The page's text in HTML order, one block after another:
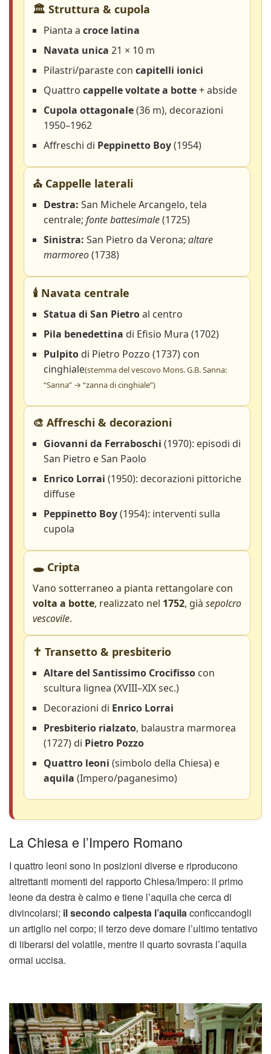
🏛️ Struttura & cupola
Pianta a croce latina
Navata unica 21 × 10 m
Pilastri/paraste con capitelli ionici
Quattro cappelle voltate a botte+ abside
Cupola ottagonale(36 m), decorazioni
1950–1962
Affreschi di Peppinetto Boy(1954)
⛪ Cappelle laterali
Destra: San Michele Arcangelo, tela
centrale; fonte battesimale(1725)
Sinistra: San Pietro da Verona; altare
marmoreo(1738)
🕯️ Navata centrale
Statua di San Pietroal centro
Pila benedettina di Efisio Mura (1702)
Pulpito di Pietro Pozzo (1737) con
cinghiale(stemma del vescovo Mons. G.B. Sanna:
“Sanna” → “zanna di cinghiale”)
🎨 Affreschi & decorazioni
Giovanni da Ferraboschi (1970): episodi di
San Pietro e San Paolo
Enrico Lorrai (1950): decorazioni pittoriche
diffuse
Peppinetto Boy(1954): interventi sulla
cupola
🕳️ Cripta
Vano sotterraneo a pianta rettangolare con
volta a botte, realizzato nel 1752, già sepolcro
vescovile.
✝️ Transetto & presbiterio
Altare del Santissimo Crocifisso con
scultura lignea (XVIII–XIX sec.)
Decorazioni di Enrico Lorrai
Presbiterio rialzato, balaustra marmorea
(1727) di Pietro Pozzo
Quattro leoni (simbolo della Chiesa) e
aquila (Impero/paganesimo)
La Chiesa e l’Impero Romano
I quattro leoni sono in posizioni diverse e riproducono
altrettanti momenti del rapporto Chiesa/Impero: il primo
leone da destra è calmo e tiene l’aquila che cerca di
divincolarsi; il secondo calpesta l’aquilaconficcandogli
un artiglio nel corpo; il terzo deve domare l’ultimo tentativo
di liberarsi del volatile, mentre il quarto sovrasta l’aquila
ormai uccisa.